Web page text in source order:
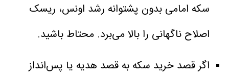
سکه امامی بدون پشتوانه رشد اونس، ریسک
اصلاح ناگهانی را بالا می‌برد. محتاط باشید.
اگر قصد خرید سکه به قصد هدیه یا پس‌انداز